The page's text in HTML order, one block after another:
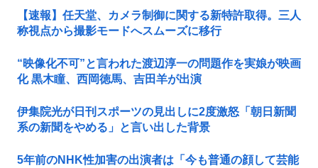
【速報】任天堂、カメラ制御に関する新特許取得。三人
称視点から撮影モードへスムーズに移行
“映像化不可”と言われた渡辺淳一の問題作を実娘が映画
化 黒木瞳、西岡徳馬、吉田羊が出演
伊集院光が日刊スポーツの見出しに2度激怒「朝日新聞
系の新聞をやめる」と言い出した背景
5年前のNHK性加害の出演者は「今も普通の顔して芸能